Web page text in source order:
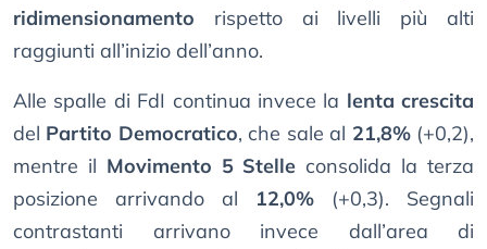
ridimensionamento rispetto ai livelli più alti
raggiunti all’inizio dell’anno.
Alle spalle di FdI continua invece la lenta crescita
del Partito Democratico, che sale al 21,8%(+0,2),
mentre il Movimento 5 Stelle consolida la terza
posizione arrivando al 12,0% (+0,3). Segnali
contrastanti arrivano invece dall’area di